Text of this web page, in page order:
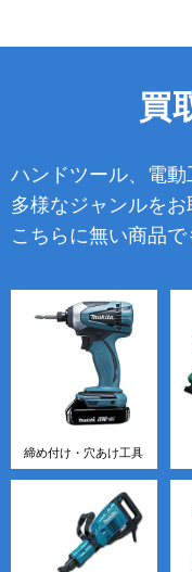
買
ハンドツール、電
多様なジャンルをお
こちらに無い商品で
締め付け・穴あけ工具